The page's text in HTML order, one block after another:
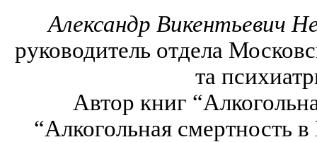
Александр Викентьевич
руководитель отдела
та
Автор книг
“Алкогольная смертность